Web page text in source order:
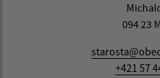
094 23
+421 57